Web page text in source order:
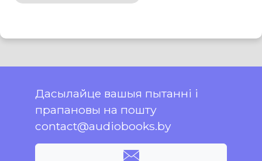
Дасылайце вашыя пытанні і
прапановы на пошту
contact@audiobooks.by